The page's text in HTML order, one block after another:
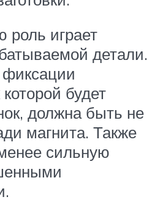
играет
детали.
будет
должна быть не
магнита. Также
сильную